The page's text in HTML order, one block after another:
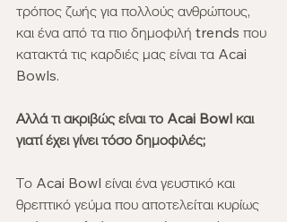
τρόπος ζωής για πολλούς ανθρώπους,
και ένα από τα πιο δημοφιλή trends που
κατακτά τις καρδιές μας είναι τα Acai
Bowls.
Αλλά τι ακριβώς είναι το Acai Bowl και
γιατί έχει γίνει τόσο δημοφιλές;
Το Acai Bowl είναι ένα γευστικό και
θρεπτικό γεύμα που αποτελείται κυρίως